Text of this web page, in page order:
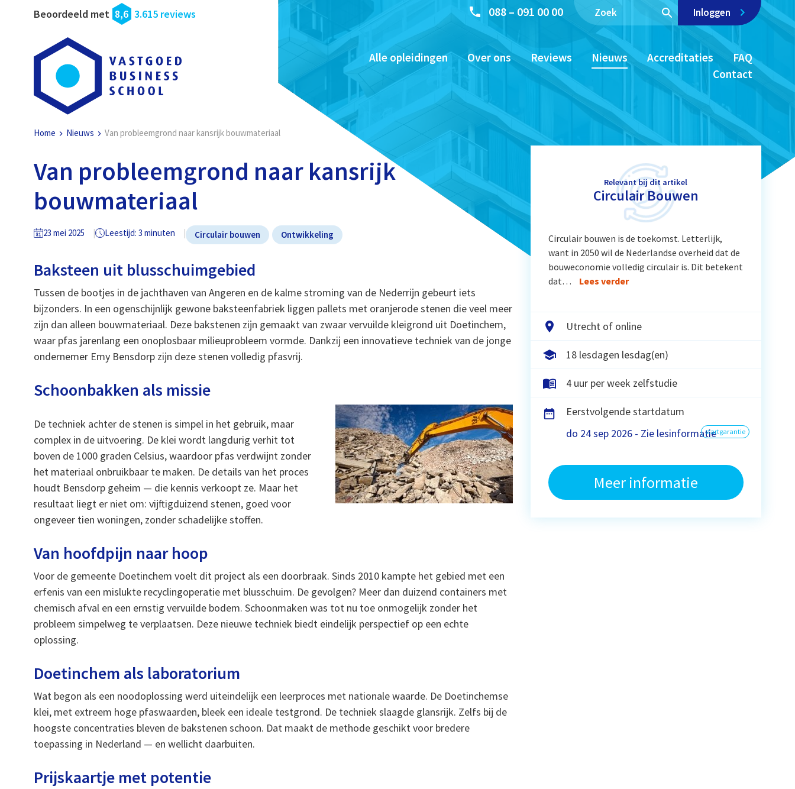
Beoordeeld met 8,6 3.615 reviews 088 – 091 00 00 Inloggen
Alle opleidingen Over ons Reviews Nieuws Accreditaties
FAQ
Contact
Home Nieuws Van probleemgrond naar kansrijk bouwmateriaal
Van probleemgrond naar kansrijk
bouwmateriaal
23 mei 2025 Leestijd: 3 minuten Circulair bouwen Ontwikkeling
Baksteen uit blusschuimgebied
Tussen de bootjes in de jachthaven van Angeren en de kalme stroming van de Nederrijn gebeurt iets
bijzonders. In een ogenschijnlijk gewone baksteenfabriek liggen pallets met oranjerode stenen die veel meer
zijn dan alleen bouwmateriaal. Deze bakstenen zijn gemaakt van zwaar vervuilde kleigrond uit Doetinchem,
waar pfas jarenlang een onoplosbaar milieuprobleem vormde. Dankzij een innovatieve techniek van de jonge
ondernemer Emy Bensdorp zijn deze stenen volledig pfasvrij.
Schoonbakken als missie
De techniek achter de stenen is simpel in het gebruik, maar
complex in de uitvoering. De klei wordt langdurig verhit tot
boven de 1000 graden Celsius, waardoor pfas verdwijnt zonder
het materiaal onbruikbaar te maken. De details van het proces
houdt Bensdorp geheim — die kennis verkoopt ze. Maar het
resultaat liegt er niet om: vijftigduizend stenen, goed voor
ongeveer tien woningen, zonder schadelijke stoffen.
Van hoofdpijn naar hoop
Voor de gemeente Doetinchem voelt dit project als een doorbraak. Sinds 2010 kampte het gebied met een
erfenis van een mislukte recyclingoperatie met blusschuim. De gevolgen? Meer dan duizend containers met
chemisch afval en een ernstig vervuilde bodem. Schoonmaken was tot nu toe onmogelijk zonder het
probleem simpelweg te verplaatsen. Deze nieuwe techniek biedt eindelijk perspectief op een echte
oplossing.
Doetinchem als laboratorium
Wat begon als een noodoplossing werd uiteindelijk een leerproces met nationale waarde. De Doetinchemse
klei, met extreem hoge pfaswaarden, bleek een ideale testgrond. De techniek slaagde glansrijk. Zelfs bij de
hoogste concentraties bleven de bakstenen schoon. Dat maakt de methode geschikt voor bredere
toepassing in Nederland — en wellicht daarbuiten.
Prijskaartje met potentie
Relevant bij dit artikel
Circulair Bouwen
Circulair bouwen is de toekomst. Letterlijk,
want in 2050 wil de Nederlandse overheid dat de
bouweconomie volledig circulair is. Dit betekent
dat…
Lees verder
Utrecht of online
18 lesdagen lesdag(en)
4 uur per week zelfstudie
Eerstvolgende startdatum
do 24 sep 2026 - Zie lesinformatiestartgarantie
Meer informatie